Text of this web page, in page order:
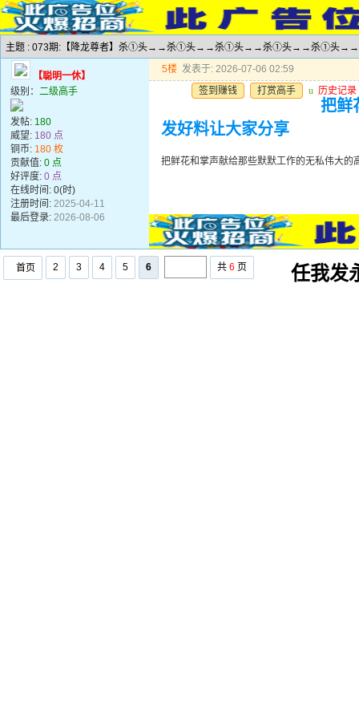
主题 : 073期:【降龙尊者】杀①头→→杀①头→→杀①头→→杀①头→→杀①头→→
【聪明一休】
级别： 二级高手
发帖: 180
威望: 180 点
铜币: 180 枚
贡献值: 0 点
好评度: 0 点
在线时间: 0(时)
注册时间: 2025-04-11
最后登录: 2026-08-06
5楼 发表于: 2026-07-06 02:59
签到赚钱
打赏高手 u 历史记录
把鲜
发好料让大家分享
把鲜花和掌声献给那些默默工作的无私伟大的
首页 2 3 4 5 6 共 6 页 任我发